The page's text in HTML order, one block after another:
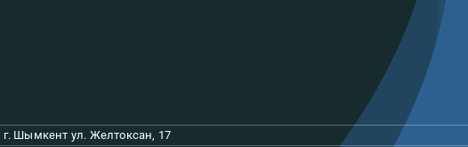
г. Шымкент ул. Желтоксан, 17